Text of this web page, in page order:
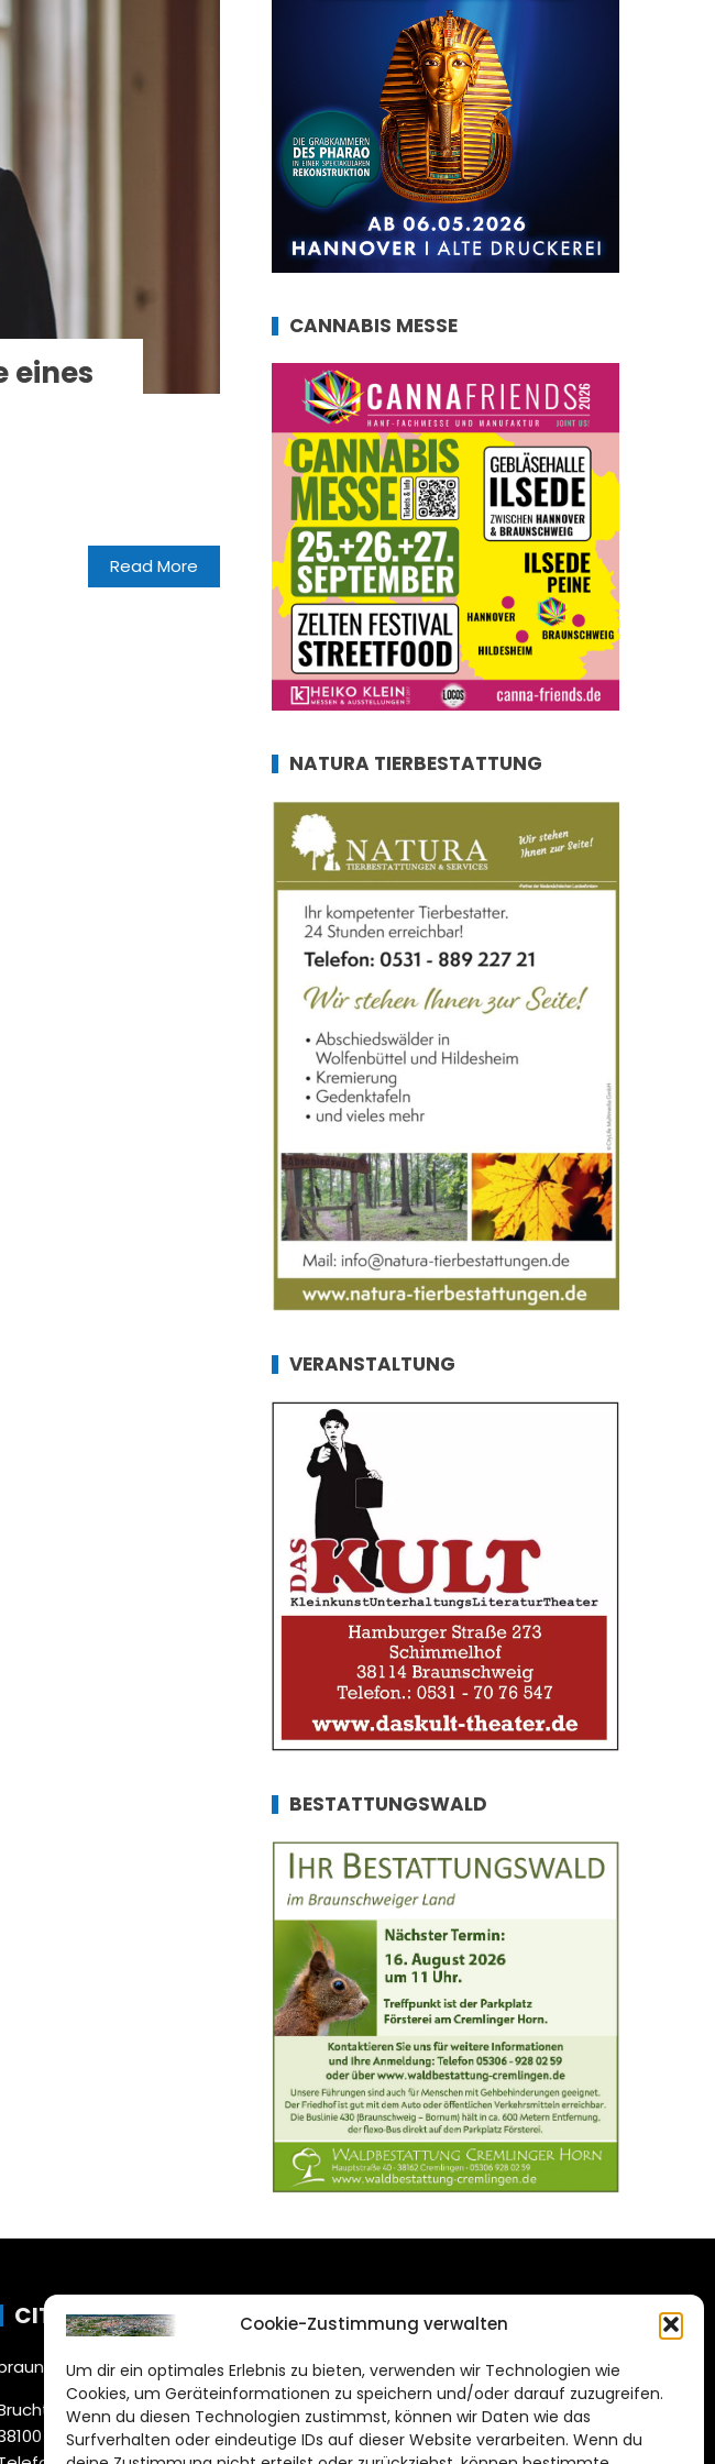
Cookie-Zustimmung verwalten
Um dir ein optimales Erlebnis zu bieten, verwenden wir Technologien wie
Cookies, um Geräteinformationen zu speichern und/oder darauf zuzugreifen.
Wenn du diesen Technologien zustimmst, können wir Daten wie das
Surfverhalten oder eindeutige IDs auf dieser Website verarbeiten. Wenn du
eines
Read More
CANNABIS MESSE
NATURA TIERBESTATTUNG
VERANSTALTUNG
BESTATTUNGSWALD
CITYLIFE!
12
Braunschweig
DAS STADTMAGAZIN
FÜR BRAUNSCHWEIG
Impressum
Datenschutzerklärung
Cookie Richtlinie